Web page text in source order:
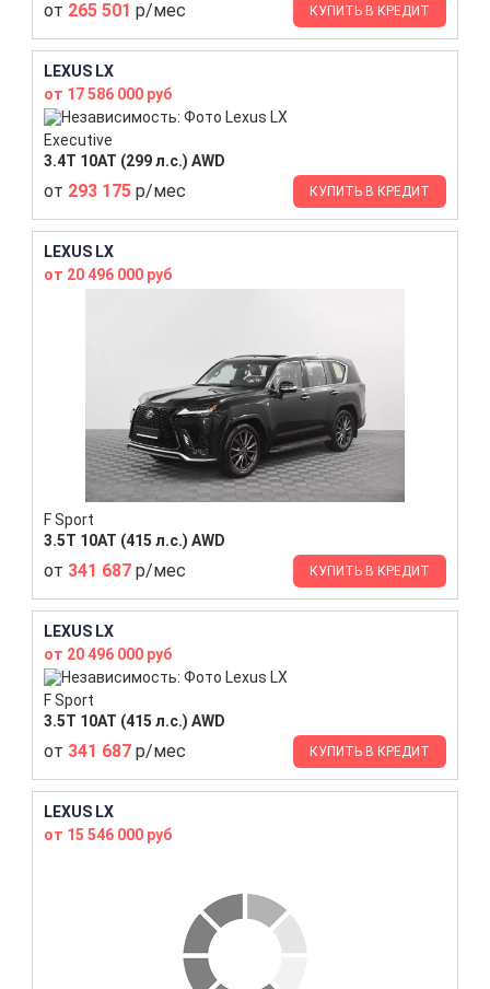
от 265 501 р/мес КУПИТЬ В КРЕДИТ
LEXUS LX
от 17 586 000 руб
Executive
3.4T 10AT (299 л.с.) AWD
от 293 175 р/мес КУПИТЬ В КРЕДИТ
LEXUS LX
от 20 496 000 руб
F Sport
3.5T 10AT (415 л.с.) AWD
от 341 687 р/мес КУПИТЬ В КРЕДИТ
LEXUS LX
от 20 496 000 руб
F Sport
3.5T 10AT (415 л.с.) AWD
от 341 687 р/мес КУПИТЬ В КРЕДИТ
LEXUS LX
от 15 546 000 руб